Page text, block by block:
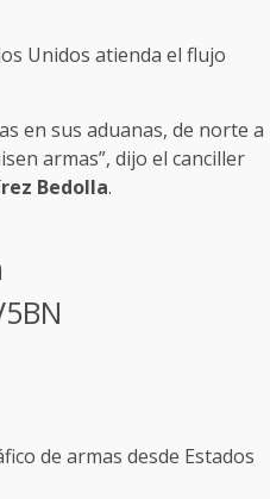
Unidos atienda el flujo
en sus aduanas, de norte a
armas”, dijo el canciller
Bedolla.
de armas desde Estados